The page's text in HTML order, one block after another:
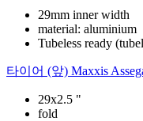
29mm inner width
material: aluminium
Tubeless ready
타이어 (앞) Maxxis
29x2.5 "
fold